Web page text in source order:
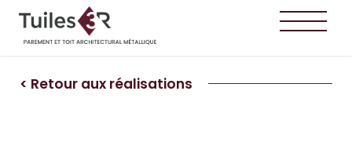
< Retour aux réalisations